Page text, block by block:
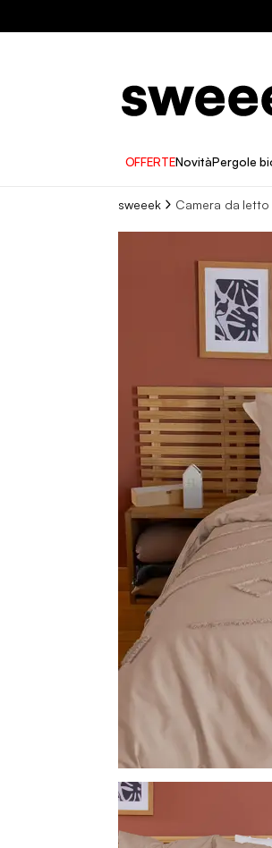
OFFERTENovitàPergole
sweeek Camera da letto